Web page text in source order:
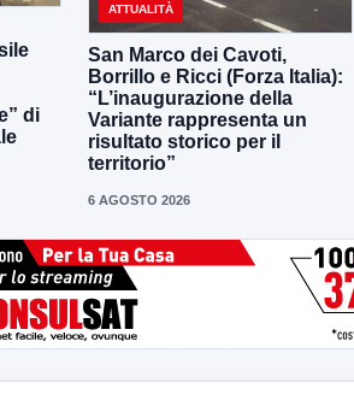
di
ATTUALITÀ
San Marco dei Cavoti,
Borrillo e Ricci (Forza Italia):
“L’inaugurazione della
Variante rappresenta un
risultato storico per il
territorio”
6 AGOSTO 2026